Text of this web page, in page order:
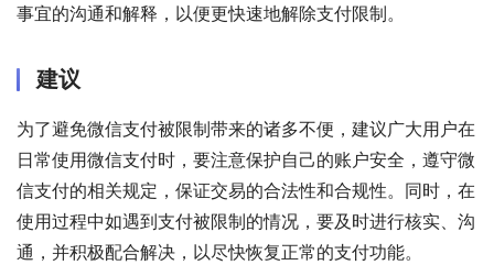
事宜的沟通和解释，以便更快速地解除支付限制。
建议
为了避免微信支付被限制带来的诸多不便，建议广大用户在
日常使用微信支付时，要注意保护自己的账户安全，遵守微
信支付的相关规定，保证交易的合法性和合规性。同时，在
使用过程中如遇到支付被限制的情况，要及时进行核实、沟
通，并积极配合解决，以尽快恢复正常的支付功能。